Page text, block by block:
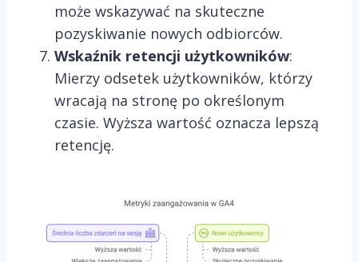
może wskazywać na skuteczne
pozyskiwanie nowych odbiorców.
Wskaźnik retencji użytkowników:
Mierzy odsetek użytkowników, którzy
wracają na stronę po określonym
czasie. Wyższa wartość oznacza lepszą
retencję.